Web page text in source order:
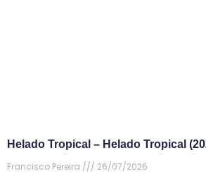
Helado Tropical – Helado Tropical
Francisco Pereira
26/07/2026